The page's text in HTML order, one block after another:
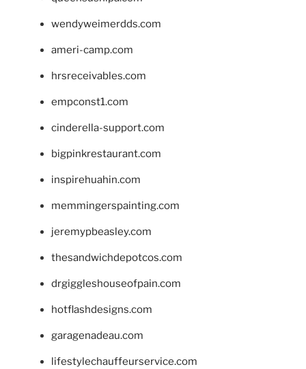
wendyweimerdds.com
ameri-camp.com
hrsreceivables.com
empconst1.com
cinderella-support.com
bigpinkrestaurant.com
inspirehuahin.com
memmingerspainting.com
jeremypbeasley.com
thesandwichdepotcos.com
drgiggleshouseofpain.com
hotflashdesigns.com
garagenadeau.com
lifestylechauffeurservice.com